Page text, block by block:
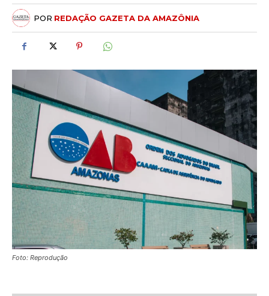
POR REDAÇÃO GAZETA DA AMAZÔNIA
Foto: Reprodução